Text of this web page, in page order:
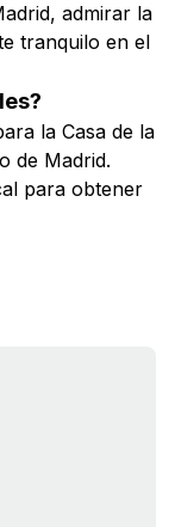
admirar la
tranquilo en el
la Casa de la
de Madrid.
para obtener